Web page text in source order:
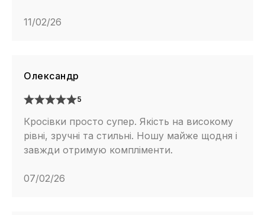
11/02/26
Олександр
5
Кросівки просто супер. Якість на високому
рівні, зручні та стильні. Ношу майже щодня і
завжди отримую компліменти.
07/02/26